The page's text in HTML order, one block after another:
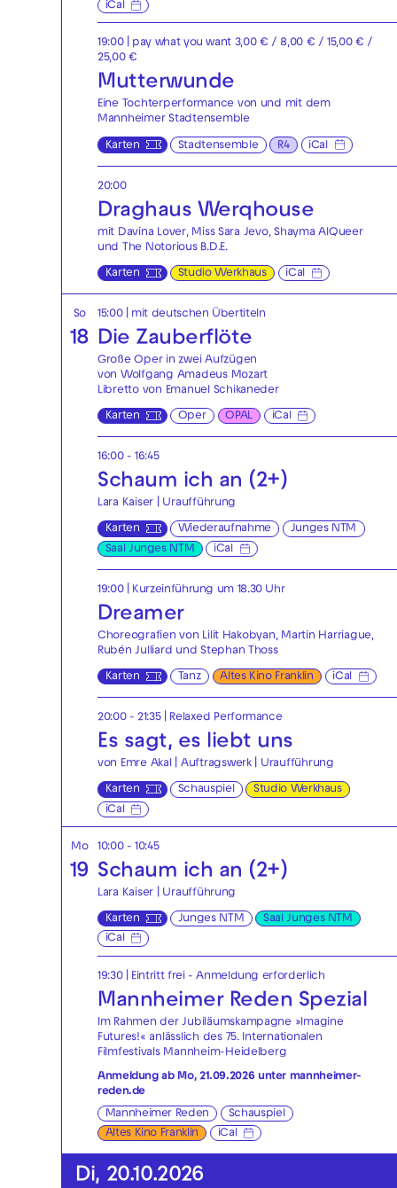
iCal
19:00 | pay what you want 3,00 € / 8,00 € / 15,00 € /
25,00 €
Mutterwunde
Eine Tochterperformance von und mit dem
Mannheimer Stadtensemble
Karten Stadtensemble R4 iCal
20:00
Draghaus Werqhouse
mit Davina Lover, Miss Sara Jevo, Shayma AlQueer
und The Notorious B.D.E.
Karten Studio Werkhaus iCal
So
18
15:00| mit deutschen Übertiteln
Die Zauberflöte
Große Oper in zwei Aufzügen
von Wolfgang Amadeus Mozart
Libretto von Emanuel Schikaneder
Karten Oper OPAL iCal
16:00 - 16:45
Schaum ich an (2+)
Lara Kaiser | Uraufführung
Karten Wiederaufnahme
Junges NTM
Saal Junges NTM
iCal
19:00 | Kurzeinführung um 18.30 Uhr
Dreamer
Choreografien von Lilit Hakobyan, Martin Harriague,
Rubén Julliard und Stephan Thoss
Karten Tanz Altes Kino Franklin iCal
20:00 - 21:35| Relaxed Performance
Es sagt, es liebt uns
von Emre Akal | Auftragswerk | Uraufführung
Karten Schauspiel
Studio Werkhaus
iCal
Mo
19
10:00 - 10:45
Schaum ich an (2+)
Lara Kaiser | Uraufführung
Karten Junges NTM
Saal Junges NTM
iCal
19:30| Eintritt frei - Anmeldung erforderlich
Mannheimer Reden Spezial
Im Rahmen der Jubiläumskampagne »Imagine
Futures!« anlässlich des 75. Internationalen
Filmfestivals Mannheim-Heidelberg
Anmeldung ab Mo, 21.09.2026 unter mannheimer-
reden.de
Mannheimer Reden
Schauspiel
Altes Kino Franklin
iCal
Di, 20.10.2026